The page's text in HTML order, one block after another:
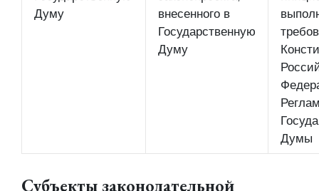
Думу
внесенного в
Государственную
Думу
Думы
Субъекты законодательной